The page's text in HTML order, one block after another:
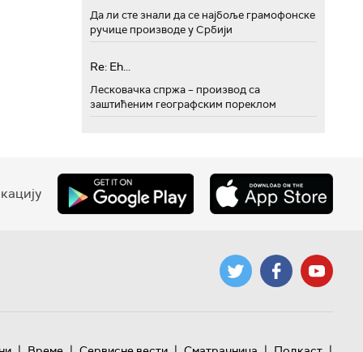
Да ли сте знали да се најбоље грамофонске
ручице производе у Србији
Re: Eh...
Лесковачка спржа – производ са
заштићеним географским пореклом